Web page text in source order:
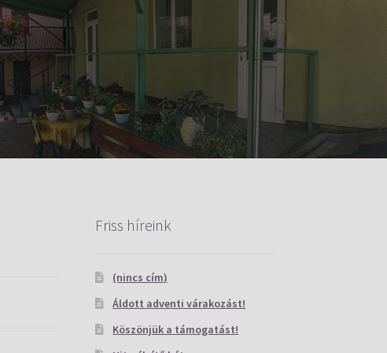
Friss híreink
(nincs cím)
Áldott adventi várakozást!
Köszönjük a támogatást!